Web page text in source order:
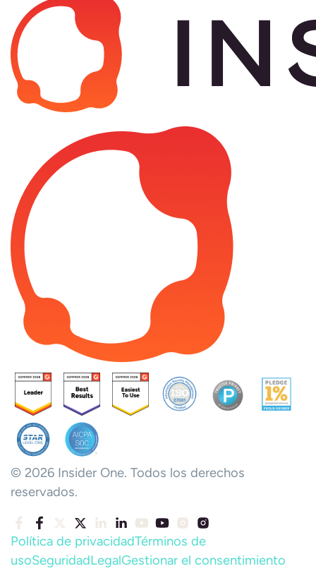
© 2026 Insider One. Todos los derechos
reservados.
Política de privacidadTérminos de
usoSeguridadLegalGestionar el consentimiento